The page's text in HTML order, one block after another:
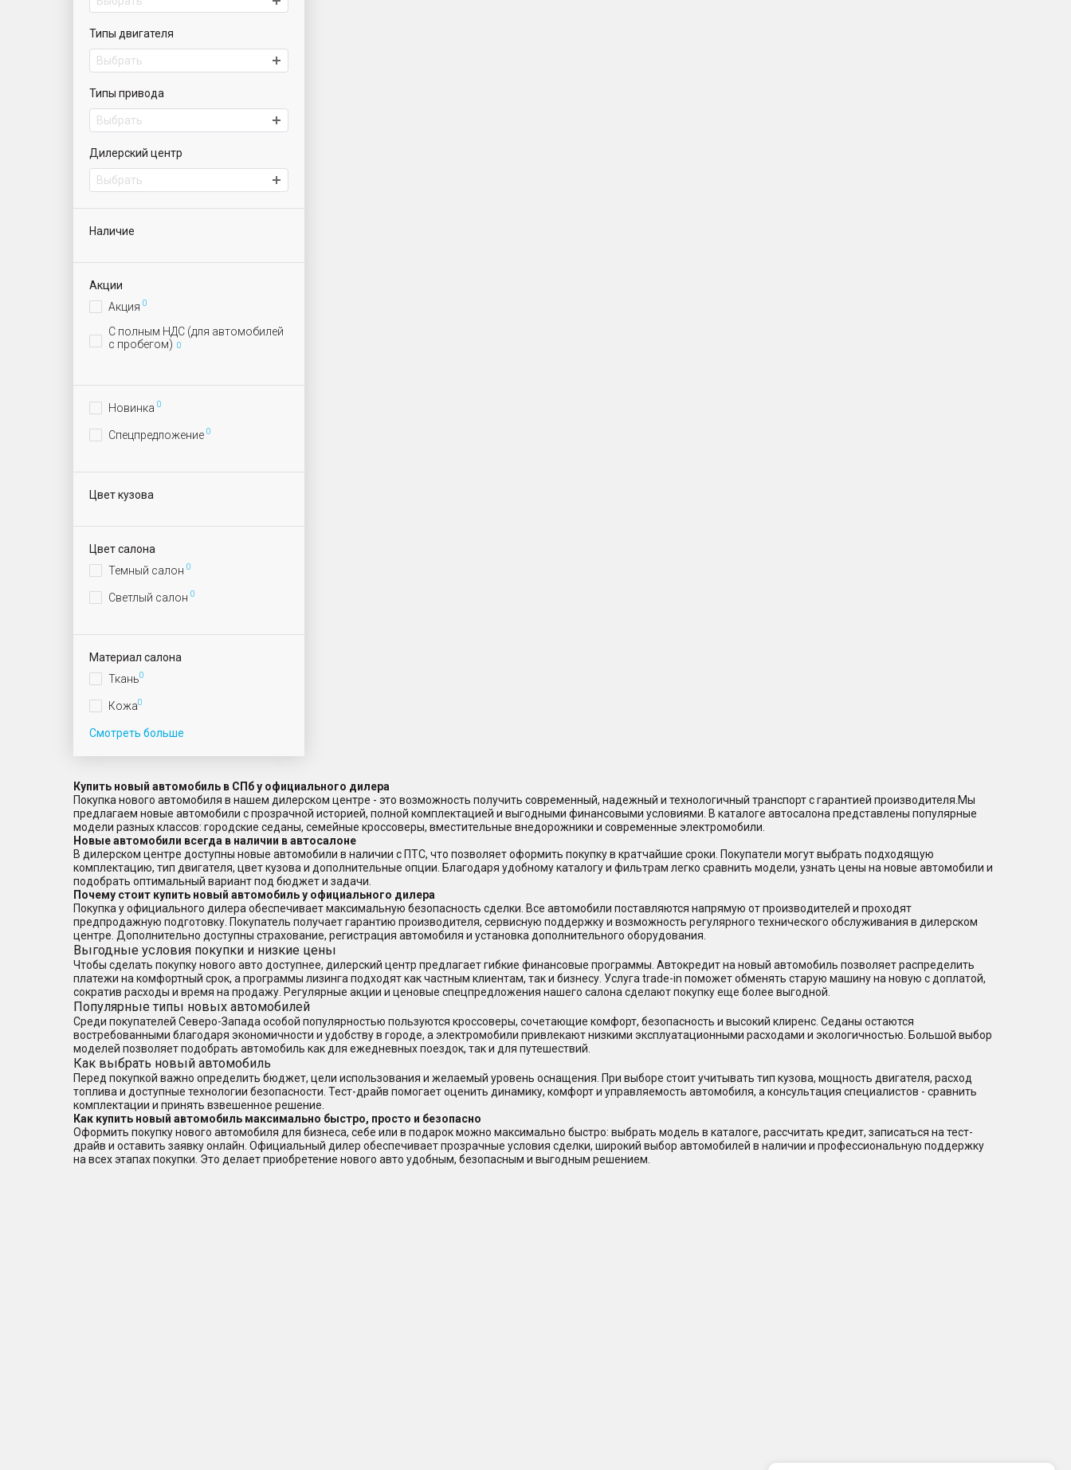
Типы двигателя
Выбрать
Типы привода
Выбрать
Дилерский центр
Выбрать
Наличие
Акции
Акция 0
С полным НДС (для автомобилей
с пробегом) 0
Новинка 0
Спецпредложение 0
Цвет кузова
Цвет салона
Темный салон 0
Светлый салон 0
Материал салона
Ткань0
Кожа0
Смотреть больше
Купить новый автомобиль в СПб у официального дилера
Покупка нового автомобиля в нашем дилерском центре - это возможность получить современный, надежный и технологичный транспорт с гарантией производителя.Мы
предлагаем новые автомобили с прозрачной историей, полной комплектацией и выгодными финансовыми условиями. В каталоге автосалона представлены популярные
модели разных классов: городские седаны, семейные кроссоверы, вместительные внедорожники и современные электромобили.
Новые автомобили всегда в наличии в автосалоне
В дилерском центре доступны новые автомобили в наличии с ПТС, что позволяет оформить покупку в кратчайшие сроки. Покупатели могут выбрать подходящую
комплектацию, тип двигателя, цвет кузова и дополнительные опции. Благодаря удобному каталогу и фильтрам легко сравнить модели, узнать цены на новые автомобили и
подобрать оптимальный вариант под бюджет и задачи.
Почему стоит купить новый автомобиль у официального дилера
Покупка у официального дилера обеспечивает максимальную безопасность сделки. Все автомобили поставляются напрямую от производителей и проходят
предпродажную подготовку. Покупатель получает гарантию производителя, сервисную поддержку и возможность регулярного технического обслуживания в дилерском
центре. Дополнительно доступны страхование, регистрация автомобиля и установка дополнительного оборудования.
Выгодные условия покупки и низкие цены
Чтобы сделать покупку нового авто доступнее, дилерский центр предлагает гибкие финансовые программы. Автокредит на новый автомобиль позволяет распределить
платежи на комфортный срок, а программы лизинга подходят как частным клиентам, так и бизнесу. Услуга trade-in поможет обменять старую машину на новую с доплатой,
сократив расходы и время на продажу. Регулярные акции и ценовые спецпредложения нашего салона сделают покупку еще более выгодной.
Популярные типы новых автомобилей
Среди покупателей Северо-Запада особой популярностью пользуются кроссоверы, сочетающие комфорт, безопасность и высокий клиренс. Седаны остаются
востребованными благодаря экономичности и удобству в городе, а электромобили привлекают низкими эксплуатационными расходами и экологичностью. Большой выбор
моделей позволяет подобрать автомобиль как для ежедневных поездок, так и для путешествий.
Как выбрать новый автомобиль
Перед покупкой важно определить бюджет, цели использования и желаемый уровень оснащения. При выборе стоит учитывать тип кузова, мощность двигателя, расход
топлива и доступные технологии безопасности. Тест-драйв помогает оценить динамику, комфорт и управляемость автомобиля, а консультация специалистов - сравнить
комплектации и принять взвешенное решение.
Как купить новый автомобиль максимально быстро, просто и безопасно
Оформить покупку нового автомобиля для бизнеса, себе или в подарок можно максимально быстро: выбрать модель в каталоге, рассчитать кредит, записаться на тест-
драйв и оставить заявку онлайн. Официальный дилер обеспечивает прозрачные условия сделки, широкий выбор автомобилей в наличии и профессиональную поддержку
на всех этапах покупки. Это делает приобретение нового авто удобным, безопасным и выгодным решением.